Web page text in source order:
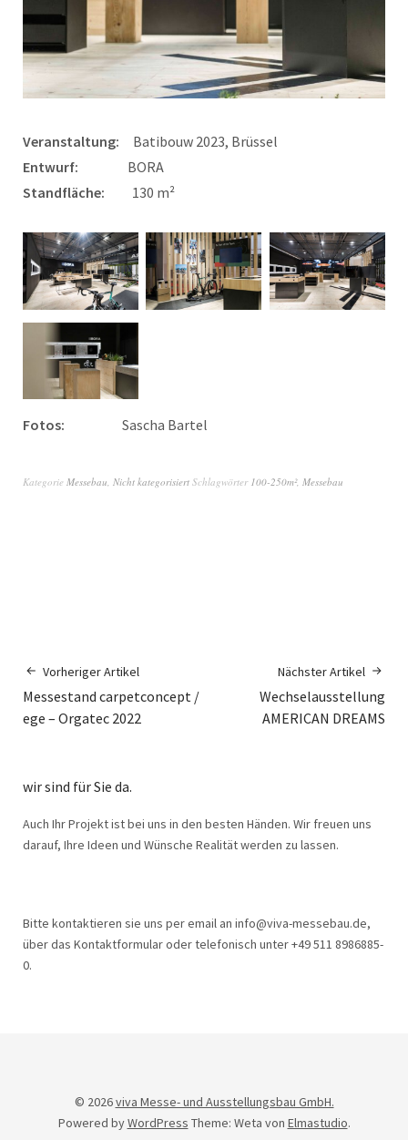
Veranstaltung:
Batibouw 2023, Brüssel
Entwurf: BORA
Standfläche: 130 m²
Fotos: Sascha Bartel
Kategorie Messebau, Nicht kategorisiert Schlagwörter 100-250m², Messebau
Vorheriger Artikel
Messestand carpetconcept /
ege – Orgatec 2022
Nächster Artikel
Wechselausstellung
AMERICAN DREAMS
wir sind für Sie da.
Auch Ihr Projekt ist bei uns in den besten Händen. Wir freuen uns
darauf, Ihre Ideen und Wünsche Realität werden zu lassen.
Bitte kontaktieren sie uns per email an info@viva-messebau.de,
über das Kontaktformular oder telefonisch unter +49 511 8986885-
0.
© 2026viva Messe- und Ausstellungsbau GmbH.
Powered byWordPress Theme: Weta von Elmastudio.